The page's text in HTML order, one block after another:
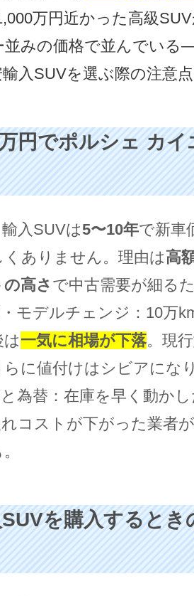
万円近かった高級
並みの価格で並んでい
入SUVを選ぶ際の注意
円でポルシェ カイ
輸入SUVは5〜10年で新車
ありません。理由は高
高さ で中古需要が細る
モデルチェンジ：10万
一気に相場が下落。現
に値付けはシビアにな
為替：在庫を早く動か
コストが下がった業者が
を購入するとき